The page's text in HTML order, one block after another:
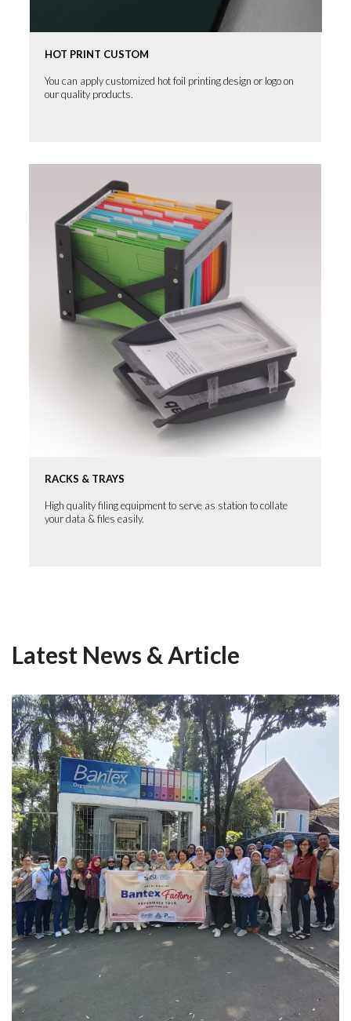
RACKS & TRAYS
High quality filing equipment to serve as station to collate
your data & files easily.
HOT PRINT CUSTOM
You can apply customized hot foil printing design or logo on
our quality products.
Latest News & Article